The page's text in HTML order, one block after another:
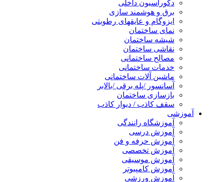
دکوراسیون داخلی
برق و هوشمند سازی
ایزوگام و عایقهای رطوبتی
نمای ساختمان
شیشه ساختمان
نقاشی ساختمان
مصالح ساختمانی
خدمات ساختمانی
ماشین آلات ساختمانی
آسانسور /پله برقی /بالابر
بازسازی ساختمان
سقف کاذب / دیوار کاذب
آموزشی
آموزشگاه رانندگی
آموزش درسی
آموزش حرفه و فن
آموزش تخصصی
آموزش موسیقی
آموزش کامپیوتر
آموزش ورزشی